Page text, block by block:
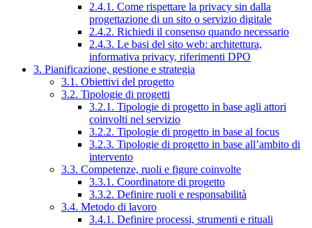
2.4.1. Come rispettare la privacy sin dalla
progettazione di un sito o servizio digitale
2.4.2. Richiedi il consenso quando necessario
2.4.3. Le basi del sito web: architettura,
informativa privacy, riferimenti DPO
3. Pianificazione, gestione e strategia
3.1. Obiettivi del progetto
3.2. Tipologie di progetti
3.2.1. Tipologie di progetto in base agli attori
coinvolti nel servizio
3.2.2. Tipologie di progetto in base al focus
3.2.3. Tipologie di progetto in base all’ambito di
intervento
3.3. Competenze, ruoli e figure coinvolte
3.3.1. Coordinatore di progetto
3.3.2. Definire ruoli e responsabilità
3.4. Metodo di lavoro
3.4.1. Definire processi, strumenti e rituali